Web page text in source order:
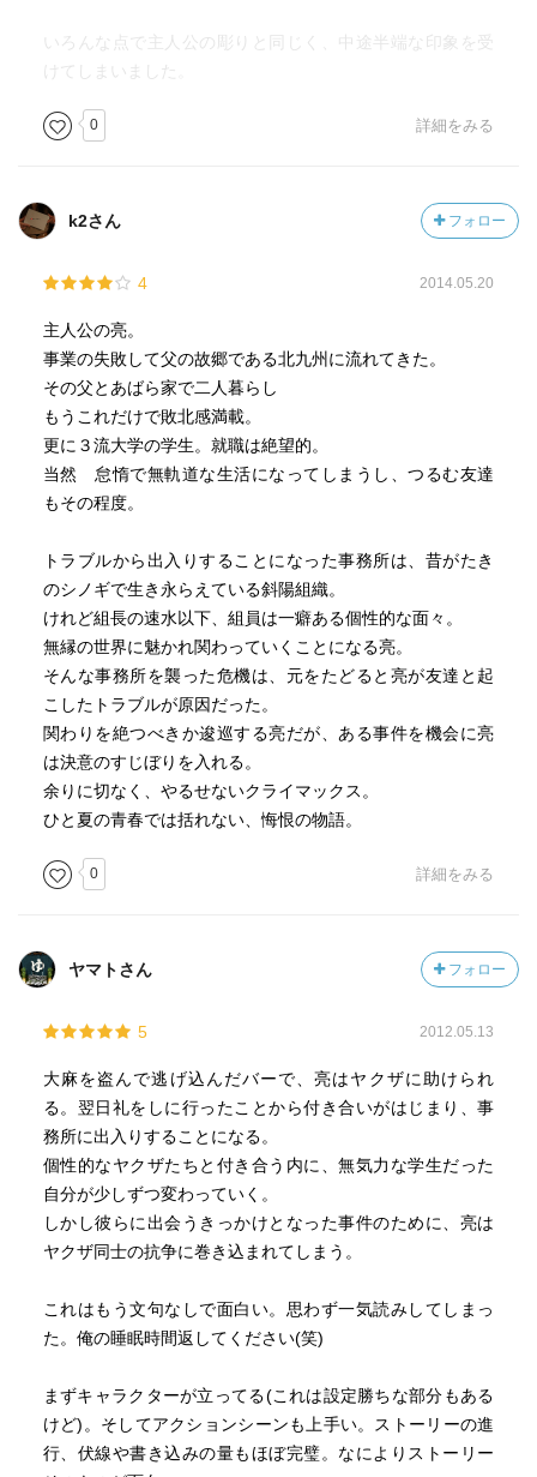
いろんな点で主人公の彫りと同じく、中途半端な印象を受
けてしまいました。
0 詳細をみる
k2さん フォロー
4 2014.05.20
主人公の亮。
事業の失敗して父の故郷である北九州に流れてきた。
その父とあばら家で二人暮らし
もうこれだけで敗北感満載。
更に３流大学の学生。就職は絶望的。
当然 怠惰で無軌道な生活になってしまうし、つるむ友達
もその程度。
トラブルから出入りすることになった事務所は、昔がたき
のシノギで生き永らえている斜陽組織。
けれど組長の速水以下、組員は一癖ある個性的な面々。
無縁の世界に魅かれ関わっていくことになる亮。
そんな事務所を襲った危機は、元をたどると亮が友達と起
こしたトラブルが原因だった。
関わりを絶つべきか逡巡する亮だが、ある事件を機会に亮
は決意のすじぼりを入れる。
余りに切なく、やるせないクライマックス。
ひと夏の青春では括れない、悔恨の物語。
0 詳細をみる
ヤマトさん フォロー
5 2012.05.13
大麻を盗んで逃げ込んだバーで、亮はヤクザに助けられ
る。翌日礼をしに行ったことから付き合いがはじまり、事
務所に出入りすることになる。
個性的なヤクザたちと付き合う内に、無気力な学生だった
自分が少しずつ変わっていく。
しかし彼らに出会うきっかけとなった事件のために、亮は
ヤクザ同士の抗争に巻き込まれてしまう。
これはもう文句なしで面白い。思わず一気読みしてしまっ
た。俺の睡眠時間返してください(笑)
まずキャラクターが立ってる(これは設定勝ちな部分もある
けど)。そしてアクションシーンも上手い。ストーリーの進
行、伏線や書き込みの量もほぼ完璧。なによりストーリー